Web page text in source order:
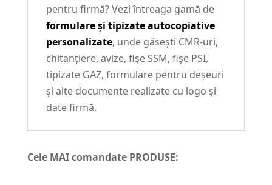
pentru firmă? Vezi întreaga gamă de
formulare și tipizate autocopiative
personalizate, unde găsești CMR-uri,
chitanțiere, avize, fișe SSM, fișe PSI,
tipizate GAZ, formulare pentru deșeuri
și alte documente realizate cu logo și
date firmă.
Cele MAI comandate PRODUSE: